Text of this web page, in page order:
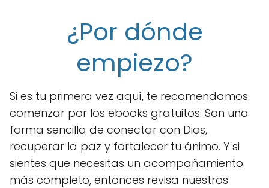
¿Por dónde
empiezo?
Si es tu primera vez aquí, te recomendamos
comenzar por los ebooks gratuitos. Son una
forma sencilla de conectar con Dios,
recuperar la paz y fortalecer tu ánimo. Y si
sientes que necesitas un acompañamiento
más completo, entonces revisa nuestros